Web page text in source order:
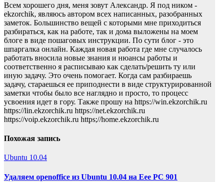
Всем хорошего дня, меня зовут Александр. Я под ником -
ekzorchik, являюсь автором всех написанных, разобранных
заметок. Большинство вещей с которыми мне приходиться
разбираться, как на работе, так и дома выложены на моем
блоге в виде пошаговых инструкции. По сути блог - это
шпаргалка онлайн. Каждая новая работа где мне случалось
работать вносила новые знания и нюансы работы и
соответственно я расписываю как сделать/решить ту или
иную задачу. Это очень помогает. Когда сам разбираешь
задачу, стараешься ее приподнести в виде структурированной
заметки чтобы было все наглядно и просто, то процесс
усвоения идет в гору. Также прошу на https://win.ekzorchik.ru
https://lin.ekzorchik.ru https://net.ekzorchik.ru
https://voip.ekzorchik.ru https;//home.ekzorchik.ru
Похожая запись
Ubuntu 10.04
Удаляем openoffice из Ubuntu 10.04 на Eee PC 901